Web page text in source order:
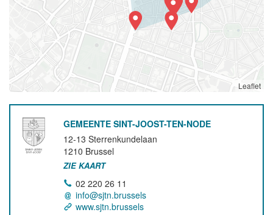
Leaflet
GEMEENTE SINT-JOOST-TEN-NODE
12-13 Sterrenkundelaan
1210 Brussel
ZIE KAART
02 220 26 11
info@sjtn.brussels
www.sjtn.brussels